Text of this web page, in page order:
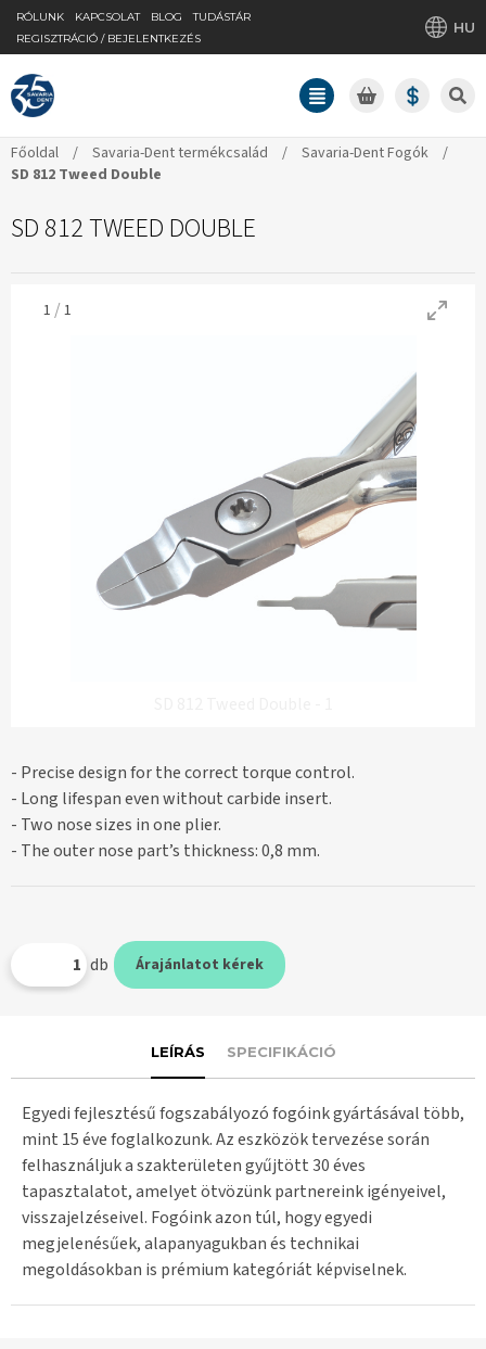
RÓLUNK KAPCSOLAT BLOG
TUDÁSTÁR
REGISZTRÁCIÓ / BEJELENTKEZÉS
HU
1 /1
Főoldal / Savaria-Dent termékcsalád / Savaria-Dent Fogók
/
SD 812 Tweed Double
SD 812 TWEED DOUBLE
- Precise design for the correct torque control.
- Long lifespan even without carbide insert.
- Two nose sizes in one plier.
- The outer nose part’s thickness: 0,8 mm.
db Árajánlatot kérek
LEÍRÁS SPECIFIKÁCIÓ
Egyedi fejlesztésű fogszabályozó fogóink gyártásával több,
mint 15 éve foglalkozunk. Az eszközök tervezése során
felhasználjuk a szakterületen gyűjtött 30 éves
tapasztalatot, amelyet ötvözünk partnereink igényeivel,
visszajelzéseivel. Fogóink azon túl, hogy egyedi
megjelenésűek, alapanyagukban és technikai
megoldásokban is prémium kategóriát képviselnek.